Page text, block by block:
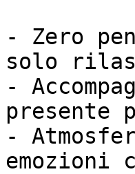
- Zero
solo
-
presente
-